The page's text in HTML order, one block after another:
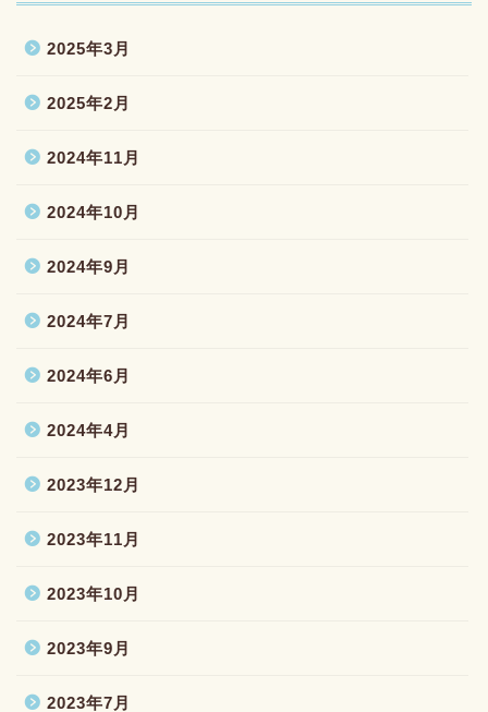
2025年3月
2025年2月
2024年11月
2024年10月
2024年9月
2024年7月
2024年6月
2024年4月
2023年12月
2023年11月
2023年10月
2023年9月
2023年7月